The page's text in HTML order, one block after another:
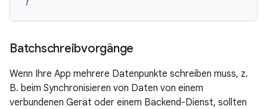
Batchschreibvorgänge
Wenn Ihre App mehrere Datenpunkte schreiben muss, z.
B. beim Synchronisieren von Daten von einem
verbundenen Gerät oder einem Backend-Dienst, sollten